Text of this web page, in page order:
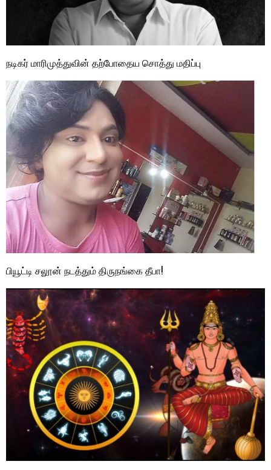
நடிகர் மாரிமுத்துவின் தற்போதைய சொத்து மதிப்பு
பியூட்டி சலூன் நடத்தும் திருநங்கை தீபா!